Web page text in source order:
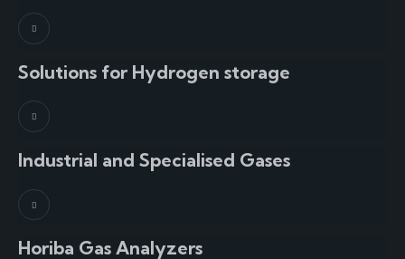
Solutions for Hydrogen storage
Industrial and Specialised Gases
Horiba Gas Analyzers